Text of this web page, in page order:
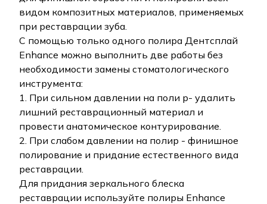
видом композитных материалов, применяемых
при реставрации зуба.
С помощью только одного полира Дентсплай
Enhance можно выполнить две работы без
необходимости замены стоматологического
инструмента:
1. При сильном давлении на поли р- удалить
лишний реставрационный материал и
провести анатомическое контурирование.
2. При слабом давлении на полир - финишное
полирование и придание естественного вида
реставрации.
Для придания зеркального блеска
реставрации используйте полиры Enhance